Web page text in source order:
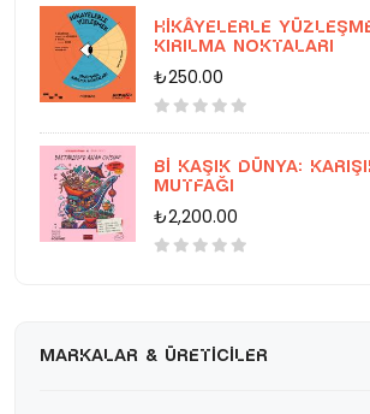
Hikâyelerle
Kırılma Noktaları
₺250.00
Bi Kaşık Dünya:
Mutfağı
₺2,200.00
MARKALAR & ÜRETICILER